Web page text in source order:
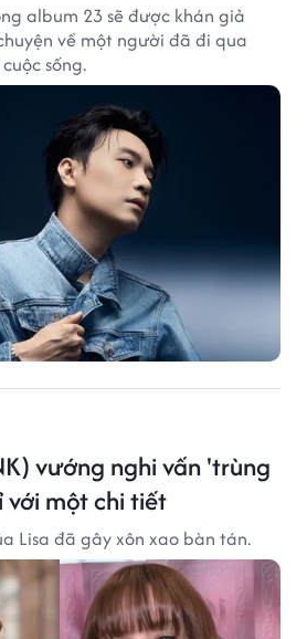
album 23 sẽ được khán giả
về một người đã đi qua
sống.
vướng nghi vấn 'trùng
với một chi tiết
Lisa đã gây xôn xao bàn tán.